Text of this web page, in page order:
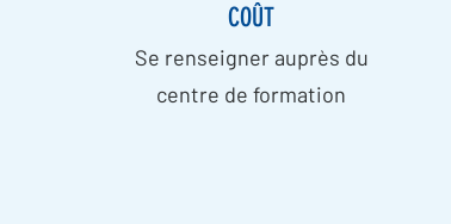
COÛT
Se renseigner auprès du
centre de formation